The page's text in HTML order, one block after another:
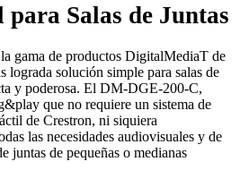
Salas de Juntas
gama de productos DigitalMediaT de
lograda solución simple para salas de
y poderosa. El DM-DGE-200-C,
que no requiere un sistema de
de Crestron, ni siquiera
las necesidades audiovisuales y de
juntas de pequeñas o medianas